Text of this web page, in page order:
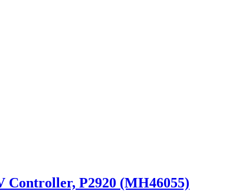
P2920 (MH46055)